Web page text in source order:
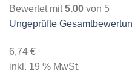
Bewertet mit5.00 von 5
Ungeprüfte
6,74 €
inkl. 19 % MwSt.